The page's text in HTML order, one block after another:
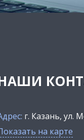
г. Казань, ул.
на карте